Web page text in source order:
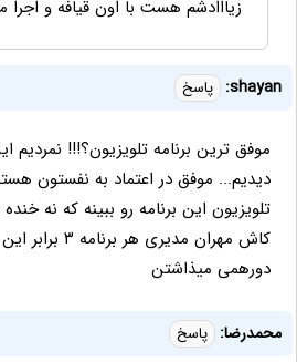
زیااادشم هست با اون قیافه و
shayan: پاسخ
موفق ترین برنامه تلویزیون؟!!!
دیدیم... موفق در اعتماد به نفستون
تلویزیون این برنامه رو ببینه که نه خنده
کاش مهران
دورهمی میذاشتن
محمدرضا: پاسخ